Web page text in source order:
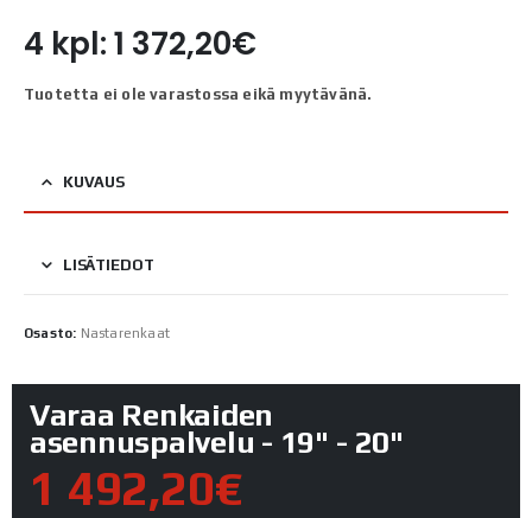
4 kpl: 1 372,20€
Tuotetta ei ole varastossa eikä myytävänä.
KUVAUS
LISÄTIEDOT
Osasto: Nastarenkaat
Varaa Renkaiden
asennuspalvelu - 19" - 20"
1 492,20€